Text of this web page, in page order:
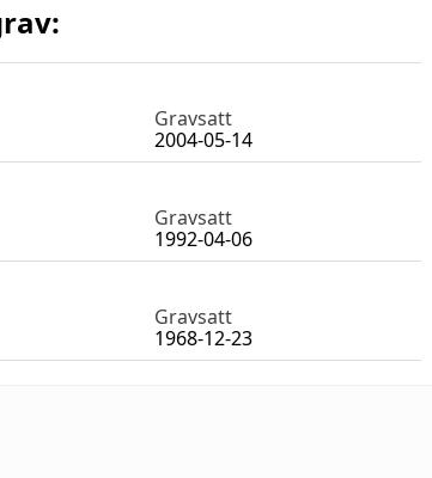
Gravsatt
2004-05-14
Gravsatt
1992-04-06
Gravsatt
1968-12-23